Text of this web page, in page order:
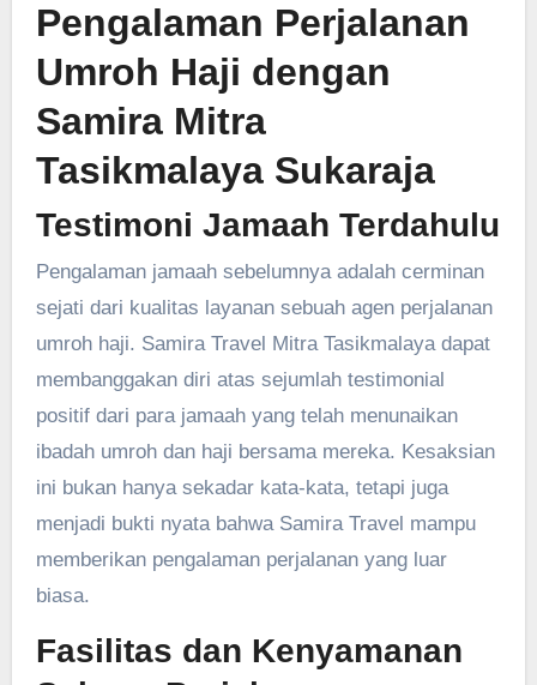
Pengalaman Perjalanan
Umroh Haji dengan
Samira Mitra
Tasikmalaya Sukaraja
Testimoni Jamaah Terdahulu
Pengalaman jamaah sebelumnya adalah cerminan
sejati dari kualitas layanan sebuah agen perjalanan
umroh haji. Samira Travel Mitra Tasikmalaya dapat
membanggakan diri atas sejumlah testimonial
positif dari para jamaah yang telah menunaikan
ibadah umroh dan haji bersama mereka. Kesaksian
ini bukan hanya sekadar kata-kata, tetapi juga
menjadi bukti nyata bahwa Samira Travel mampu
memberikan pengalaman perjalanan yang luar
biasa.
Fasilitas dan Kenyamanan